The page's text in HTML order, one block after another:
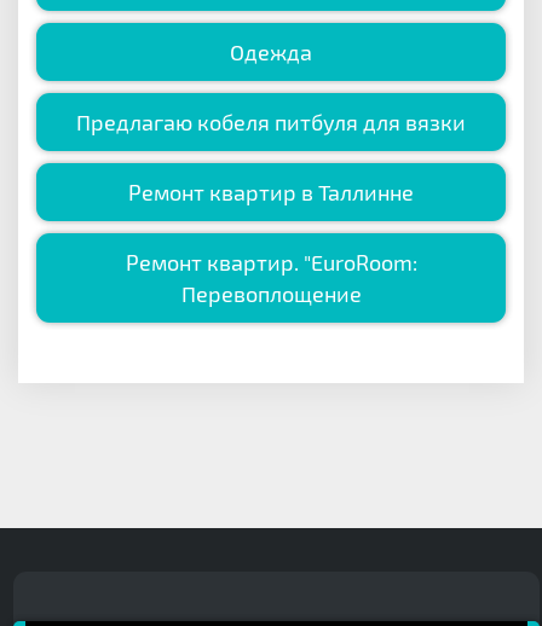
Одежда
Предлагаю кобеля питбуля для вязки
Ремонт квартир в Таллинне
Ремонт квартир. "EuroRoom:
Перевоплощение